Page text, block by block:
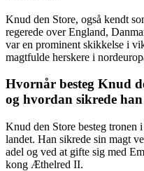
Knud den Store, også kendt
regerede over England,
var en prominent skikkelse i
magtfulde herskere i
Hvornår besteg Knud
og hvordan sikrede
Knud den Store besteg tronen
landet. Han sikrede sin magt
adel og ved at gifte sig med
kong Æthelred II.